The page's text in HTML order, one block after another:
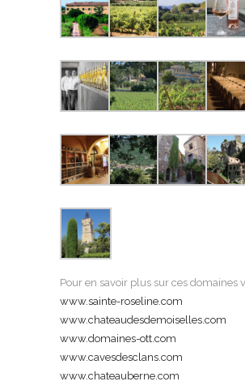
Pour en savoir plus sur ces domaines
www.sainte-roseline.com
www.chateaudesdemoiselles.com
www.domaines-ott.com
www.cavesdesclans.com
www.chateauberne.com